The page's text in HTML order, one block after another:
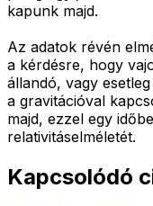
kapunk majd.
Az adatok révén
a kérdésre, hogy
állandó, vagy
a gravitációval
majd, ezzel egy
relativitáselméletét.
Kapcsolódó